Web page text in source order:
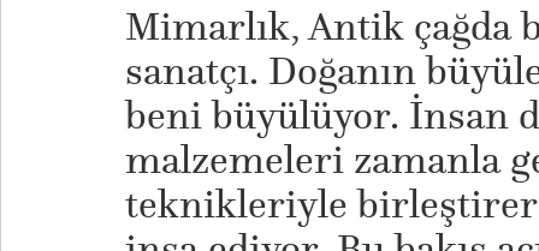
​Mimarlık, Antik çağda
sanatçı. Doğanın
beni büyülüyor. İnsan
malzemeleri zamanla
teknikleriyle